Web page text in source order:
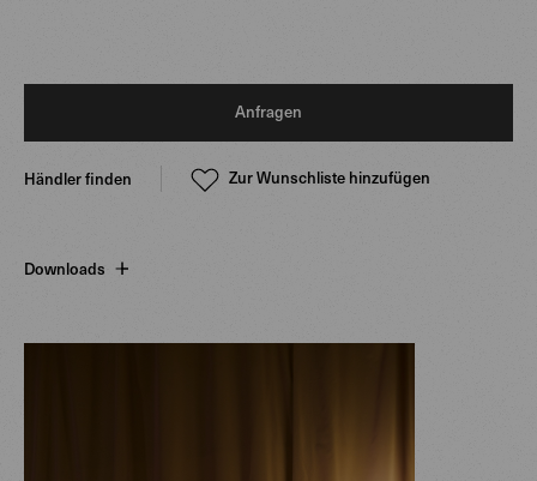
Anfragen
Händler finden Zur Wunschliste hinzufügen
Downloads